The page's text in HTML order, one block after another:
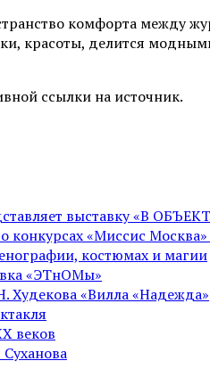
комфорта между
красоты, делится
ссылки на источник.
выставку «В
«Миссис
костюмах и магии
«ЭТнОМы»
Худекова «Вилла «Надежда»
веков